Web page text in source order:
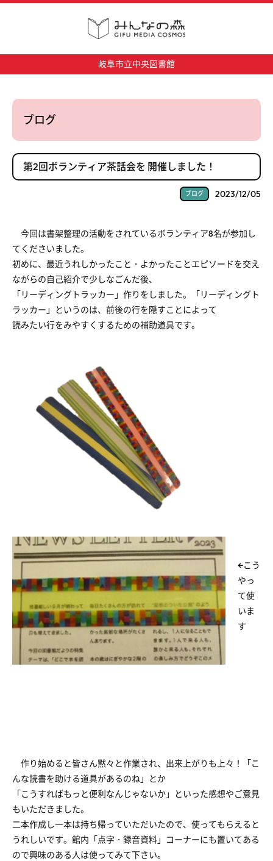
岐阜市立中央図書館
ブログ
第2回ボランティア茶話会を 開催しました！
ブログ 2023/12/05
今回は書架整理の活動をされているボランティア8名が参加し
てくださいました。
初めに、最近うれしかったこと・よかったことエピソードを交え
ながらの自己紹介で少しなごんだ後、
「リーディングトラッカー」作りをしました。「リーディングト
ラッカー」というのは、前後の行を隠すことによって
読みたい行をみやすくするための補助道具です。
←こう
やっ
て使
いま
す
作り始めると皆さん黙々と作業され、出来上がりも上々！「こ
んな読書を助ける道具があるのね」とか
「こうすればもっと便利なんじゃないか」といった感想やご意見
もいただきました。
二本作成し一本は持ち帰っていただいたので、使ってもらえると
うれしいです。館内「点字・録音資料」コーナーにも置いてある
ので興味のある人は使ってみて下さい。